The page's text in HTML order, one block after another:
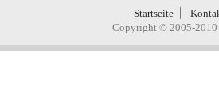
Startseite
Copyright © 2005-2010